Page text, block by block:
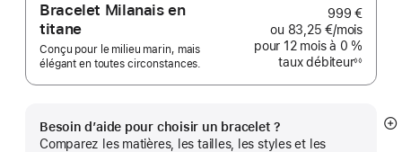
Bracelet Milanais en
titane
Conçu pour le milieu marin, mais
élégant en toutes circonstances.
999 €
ou 83,25 €/mois
pour 12 mois à 0 %
taux débiteur◊◊
Besoin d’aide pour choisir un bracelet ?
Comparez les matières, les tailles, les styles et les